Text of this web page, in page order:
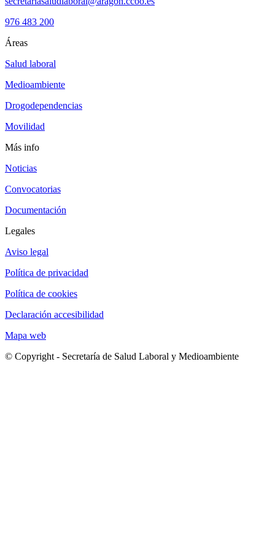
976 483 200
Áreas
Salud laboral
Medioambiente
Drogodependencias
Movilidad
Más info
Noticias
Convocatorias
Documentación
Legales
Aviso legal
Política de privacidad
Política de cookies
Declaración accesibilidad
Mapa web
© Copyright - Secretaría de Salud Laboral y Medioambiente